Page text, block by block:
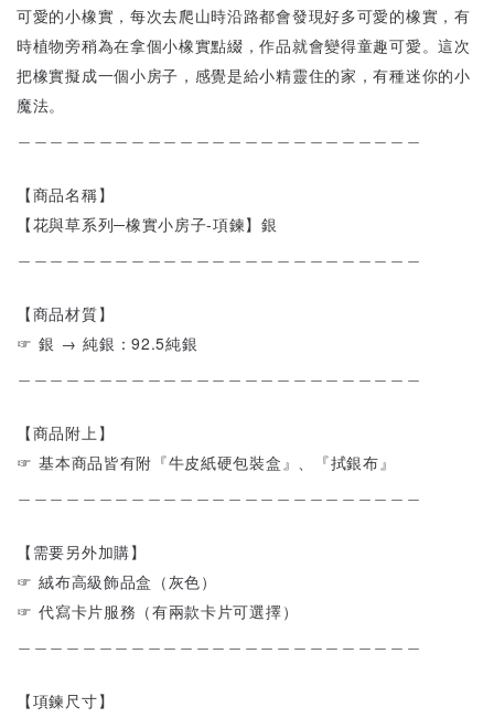
可愛的小橡實，每次去爬山時沿路都會發現好多可愛的橡實，有
時植物旁稍為在拿個小橡實點綴，作品就會變得童趣可愛。這次
把橡實擬成一個小房子，感覺是給小精靈住的家，有種迷你的小
魔法。
【商品名稱】
【花與草系列─橡實小房子-項鍊】銀
【商品材質】
☞ 銀 → 純銀：92.5純銀
【商品附上】
☞ 基本商品皆有附『牛皮紙硬包裝盒』、『拭銀布』
【需要另外加購】
☞ 絨布高級飾品盒（灰色）
☞ 代寫卡片服務（有兩款卡片可選擇）
【項鍊尺寸】